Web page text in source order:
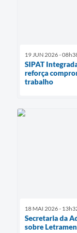
19 JUN 2026 -
SIPAT
reforça
trabalho
18 MAI 2026 -
Secretaria da
sobre